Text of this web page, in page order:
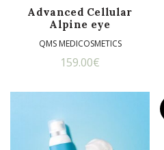
Advanced Cellular
Alpine eye
QMS MEDICOSMETICS
159.00€